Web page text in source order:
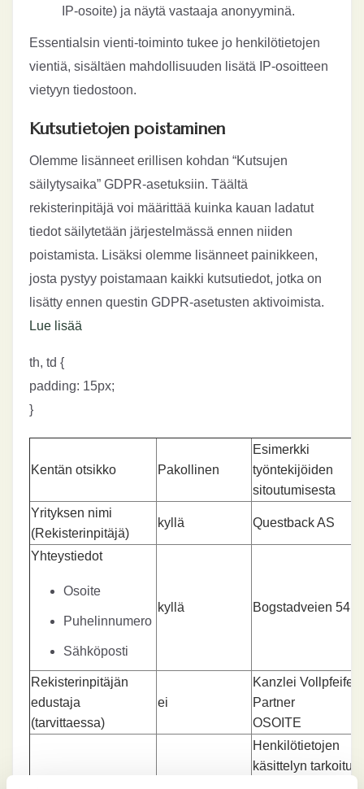
IP-osoite) ja näytä vastaaja anonyyminä.
Essentialsin vienti-toiminto tukee jo henkilötietojen
vientiä, sisältäen mahdollisuuden lisätä IP-osoitteen
vietyyn tiedostoon.
Kutsutietojen poistaminen
Olemme lisänneet erillisen kohdan “Kutsujen
säilytysaika” GDPR-asetuksiin. Täältä
rekisterinpitäjä voi määrittää kuinka kauan ladatut
tiedot säilytetään järjestelmässä ennen niiden
poistamista. Lisäksi olemme lisänneet painikkeen,
josta pystyy poistamaan kaikki kutsutiedot, jotka on
lisätty ennen questin GDPR-asetusten aktivoimista.
Lue lisää
th, td {
padding: 15px;
}
Kentän otsikko Pakollinen
Esimerkki
työntekijöiden
sitoutumisesta
Yrityksen nimi
(Rekisterinpitäjä)
kyllä Questback AS
Yhteystiedot
Osoite
Puhelinnumero
Sähköposti
kyllä Bogstadveien 54,
Rekisterinpitäjän
edustaja
(tarvittaessa)
ei
Kanzlei Vollpfeifen
Partner
OSOITE
Henkilötietojen
käsittelyn